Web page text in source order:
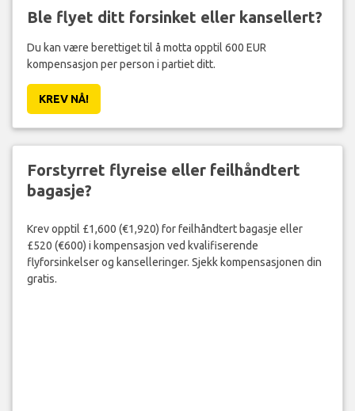
Ble flyet ditt forsinket eller kansellert?
Du kan være berettiget til å motta opptil 600 EUR
kompensasjon per person i partiet ditt.
KREV NÅ!
Forstyrret flyreise eller feilhåndtert
bagasje?
Krev opptil £1,600 (€1,920) for feilhåndtert bagasje eller
£520 (€600) i kompensasjon ved kvalifiserende
flyforsinkelser og kanselleringer. Sjekk kompensasjonen din
gratis.